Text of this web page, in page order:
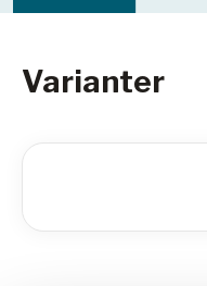
Varianter